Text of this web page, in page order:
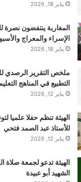
يناير 18, 2026
المغاربة ينتفضون نصرة
الإسراء والمعراج
يناير 18, 2026
ملخص التقرير الرصدي
التطبيع في المناهج
يناير 12, 2026
الهيئة تنظم حفلا علميا
للأستاذ عبد الصمد فتحي
يناير 12, 2026
الهيئة تدعو لجمعة صلاة
الشهيد أبو عبيدة